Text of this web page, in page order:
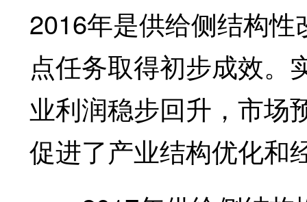
2016年是供给侧结构性
点任务取得初步成效。
业利润稳步回升，市场
促进了产业结构优化和